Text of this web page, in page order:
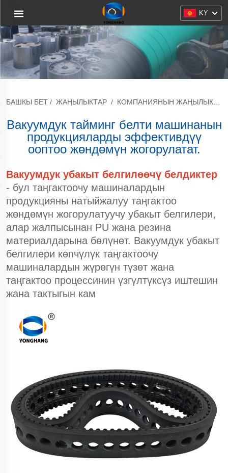
KY
БАШКЫ БЕТ / ЖАҢЫЛЫКТАР / КОМПАНИЯНЫН ЖАҢЫЛЫКТАРЫ
Вакуумдук тайминг белти машинанын
продукцияларды эффективдүү
ооптоо жөндөмүн жогорулатат.
Вакуумдук убакыт белгилөөчү белдиктер
- бул таңгактоочу машиналардын
продукцияны натыйжалуу таңгактоо
жөндөмүн жогорулатуучу убакыт белгилери,
алар жалпысынан PU жана резина
материалдарына бөлүнөт. Вакуумдук убакыт
белгилери көпчүлүк таңгактоочу
машиналардын жүрөгүн түзөт жана
таңгактоо процессинин үзгүлтүксүз иштешин
жана тактыгын кам